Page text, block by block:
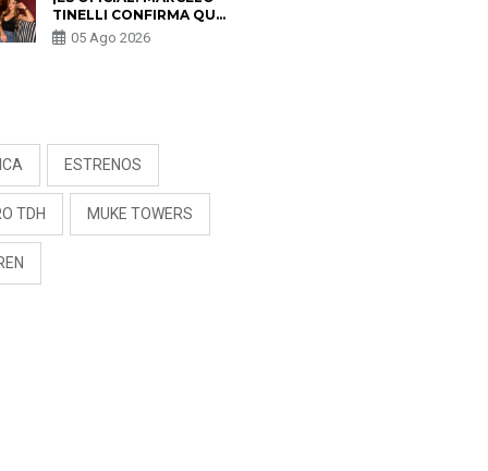
TINELLI CONFIRMA QUE
REGRESÓ CON MILETT
FIGUEROA: “EL AMOR
05 Ago 2026
ESTRENOS
TDH MUKE TOWERS